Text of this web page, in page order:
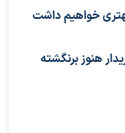
خواهیم داشت
هنوز برنگشته